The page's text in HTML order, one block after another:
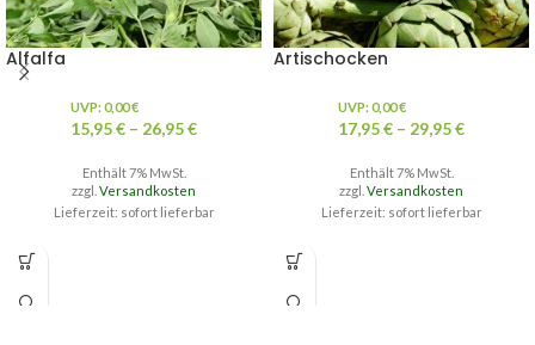
Alfalfa
UVP:0,00€
15,95€ – 26,95€
Enthält 7% MwSt.
zzgl. Versandkosten
Lieferzeit: sofort lieferbar
Artischocken
UVP:0,00€
17,95€ – 29,95€
Enthält 7% MwSt.
zzgl. Versandkosten
Lieferzeit: sofort lieferbar